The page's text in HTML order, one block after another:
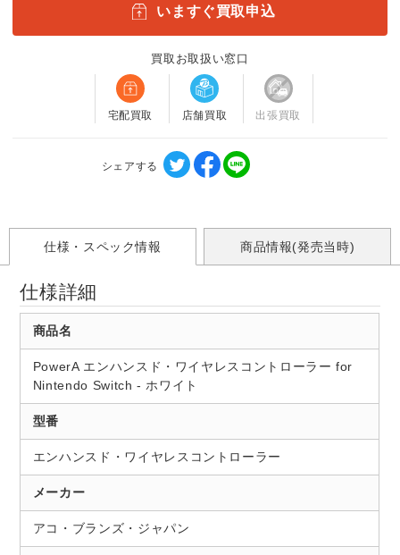
いますぐ買取申込
買取お取扱い窓口
宅配買取 店舗買取 出張買取
シェアする
仕様・スペック情報 商品情報(発売当時)
仕様詳細
商品名
PowerA エンハンスド・ワイヤレスコントローラー for
Nintendo Switch - ホワイト
型番
エンハンスド・ワイヤレスコントローラー
メーカー
アコ・ブランズ・ジャパン